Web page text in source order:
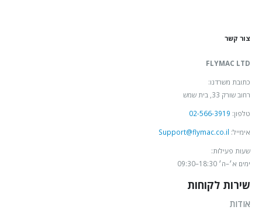
צור קשר
FLYMAC LTD
כתובת משרדנו:
רחוב שורק 33, בית שמש
טלפון: 02-566-3919
אימייל: Support@flymac.co.il
שעות פעילות:
ימים א׳–ה׳ 18:30–09:30
שירות לקוחות
אודות